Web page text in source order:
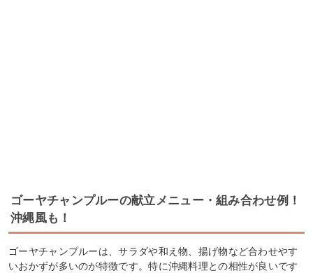
ゴーヤチャンプルーの献立メニュー・組み合わせ例！
沖縄風も！
ゴーヤチャンプルーは、サラダや和え物、揚げ物など合わせやす
いおかずが多いのが特徴です。特に沖縄料理との相性が良いです